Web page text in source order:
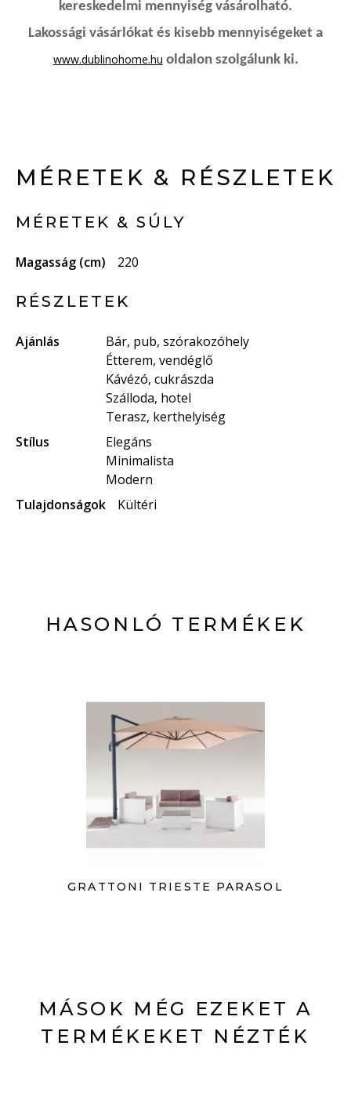
kereskedelmi mennyiség vásárolható.
Lakossági vásárlókat és kisebb mennyiségeket a
www.dublinohome.hu oldalon szolgálunk ki.
MÉRETEK & RÉSZLETEK
MÉRETEK & SÚLY
Magasság (cm) 220
RÉSZLETEK
Ajánlás
Bár, pub, szórakozóhely
Étterem, vendéglő
Kávézó, cukrászda
Szálloda, hotel
Terasz, kerthelyiség
Stílus
Elegáns
Minimalista
Modern
Tulajdonságok
Kültéri
HASONLÓ TERMÉKEK
GRATTONI TRIESTE PARASOL
MÁSOK MÉG EZEKET A
TERMÉKEKET NÉZTÉK